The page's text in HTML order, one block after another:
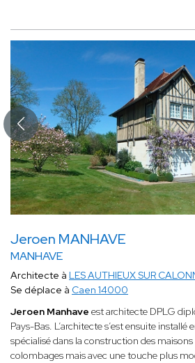
Jeroen MANHAVE
MANHAVE
Architecte à LES AUTHIEUX SUR
Se déplace à Caen 14000
Jeroen Manhave est architecte DPLG
Pays-Bas. L’architecte s’est ensuite installé
spécialisé dans la construction des
colombages mais avec une touche plus